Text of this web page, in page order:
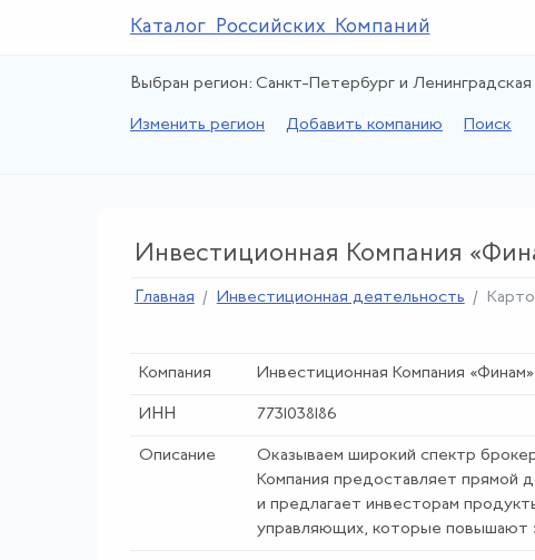
Каталог Российских Компаний
Выбран регион: Санкт-Петербург и Ленинградская
Изменить регион Добавить компанию Поиск
Инвестиционная Компания
Главная Инвестиционная деятельность
Компания Инвестиционная Компания
ИНН 7731038186
Описание
Оказываем широкий спектр
Компания предоставляет прямой
и предлагает инвесторам
управляющих, которые повышают